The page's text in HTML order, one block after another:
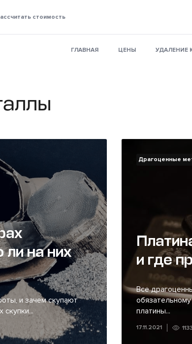
стоимость
ГЛАВНАЯ ЦЕНЫ УДАЛЕНИЕ
на них
и зачем скупают
скупки...
Драгоценные
и где
Все
платины...
17.11.2021